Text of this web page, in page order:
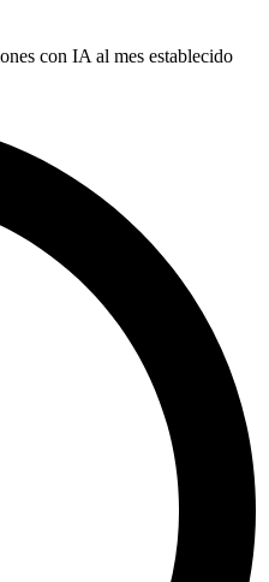
con IA al mes establecido